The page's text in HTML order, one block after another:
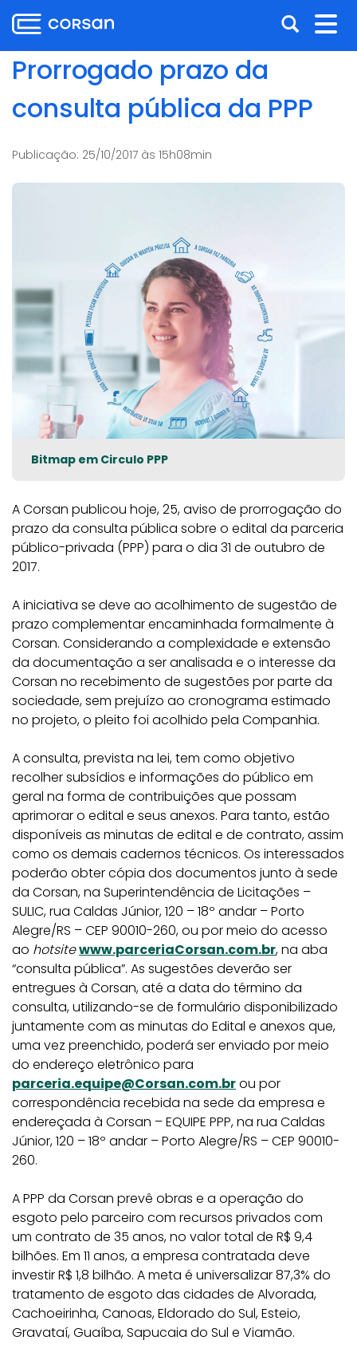
para
o
conteúdo
para
para
para
o
conteúdo
Abrir
a
Prorrogado prazo da
consulta pública da PPP
Publicação: 25/10/2017 às 15h08min
Bitmap em Circulo PPP
A Corsan publicou hoje, 25, aviso de prorrogação do
prazo da consulta pública sobre o edital da parceria
público-privada (PPP) para o dia 31 de outubro de
2017.
A iniciativa se deve ao acolhimento de sugestão de
prazo complementar encaminhada formalmente à
Corsan. Considerando a complexidade e extensão
da documentação a ser analisada e o interesse da
Corsan no recebimento de sugestões por parte da
sociedade, sem prejuízo ao cronograma estimado
no projeto, o pleito foi acolhido pela Companhia.
A consulta, prevista na lei, tem como objetivo
recolher subsídios e informações do público em
geral na forma de contribuições que possam
aprimorar o edital e seus anexos. Para tanto, estão
disponíveis as minutas de edital e de contrato, assim
como os demais cadernos técnicos. Os interessados
poderão obter cópia dos documentos junto à sede
da Corsan, na Superintendência de Licitações –
SULIC, rua Caldas Júnior, 120 – 18º andar – Porto
Alegre/RS – CEP 90010-260, ou por meio do acesso
ao hotsitewww.parceriaCorsan.com.br, na aba
“consulta pública”. As sugestões deverão ser
entregues à Corsan, até a data do término da
consulta, utilizando-se de formulário disponibilizado
juntamente com as minutas do Edital e anexos que,
uma vez preenchido, poderá ser enviado por meio
do endereço eletrônico para
parceria.equipe@Corsan.com.brou por
correspondência recebida na sede da empresa e
endereçada à Corsan – EQUIPE PPP, na rua Caldas
Júnior, 120 – 18º andar – Porto Alegre/RS – CEP 90010-
260.
A PPP da Corsan prevê obras e a operação do
esgoto pelo parceiro com recursos privados com
um contrato de 35 anos, no valor total de R$ 9,4
bilhões. Em 11 anos, a empresa contratada deve
investir R$ 1,8 bilhão. A meta é universalizar 87,3% do
tratamento de esgoto das cidades de Alvorada,
Cachoeirinha, Canoas, Eldorado do Sul, Esteio,
Gravataí, Guaíba, Sapucaia do Sul e Viamão.